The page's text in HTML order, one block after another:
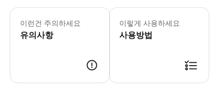
이런건 주의하세요
유의사항
이렇게 사용하세요
사용방법